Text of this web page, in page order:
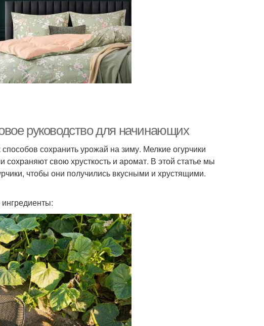
руководство для начинающих
сохранить урожай на зиму. Мелкие огурчики
свою хрусткость и аромат. В этой статье мы
чтобы они получились вкусными и хрустящими.